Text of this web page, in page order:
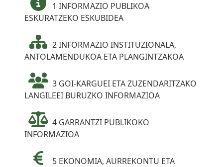
1 INFORMAZIO PUBLIKOA
ESKURATZEKO ESKUBIDEA
2 INFORMAZIO INSTITUZIONALA,
ANTOLAMENDUKOA ETA PLANGINTZAKOA
3 GOI-KARGUEI ETA ZUZENDARITZAKO
LANGILEEI BURUZKO INFORMAZIOA
4 GARRANTZI PUBLIKOKO
INFORMAZIOA
5 EKONOMIA, AURREKONTU ETA